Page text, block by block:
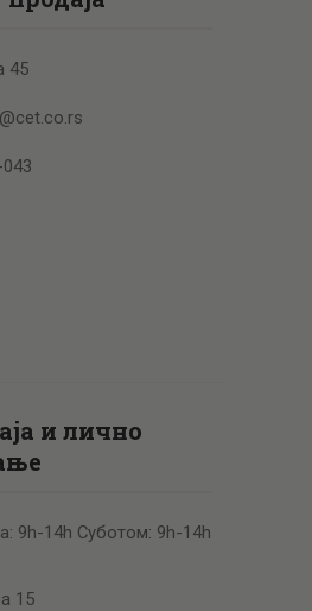
45
и лично
9h-14h Суботом: 9h-14h
15